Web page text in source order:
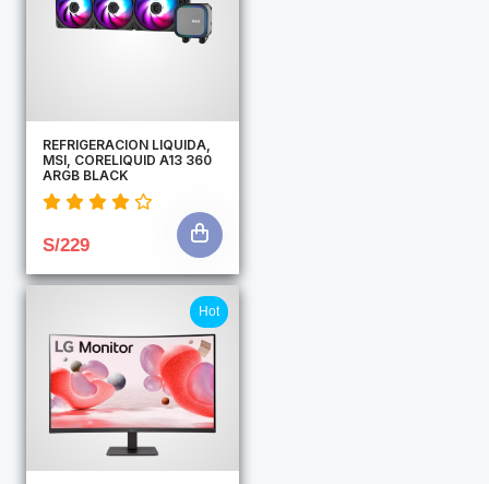
REFRIGERACION LIQUIDA,
MSI, CORELIQUID A13 360
ARGB BLACK
S/229
Hot